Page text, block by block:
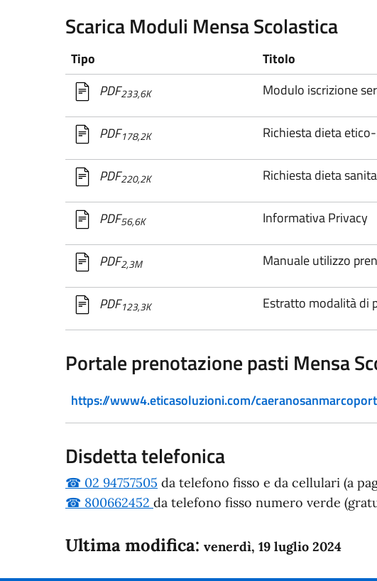
Scarica Moduli Mensa Scolastica
Tipo
Titolo
PDF233,6K Modulo iscrizione
PDF178,2K Richiesta dieta
PDF220,2K Richiesta dieta
PDF56,6K Informativa Privacy
PDF2,3M Manuale utilizzo
PDF123,3K Estratto modalità di
Portale prenotazione pasti Mensa
https://www4.eticasoluzioni.com/
Disdetta telefonica
☎ 02 94757505 da telefono fisso e da cellulari (a
☎ 800662452 da telefono fisso numero verde
Ultima modifica: venerdì, 19 luglio 2024